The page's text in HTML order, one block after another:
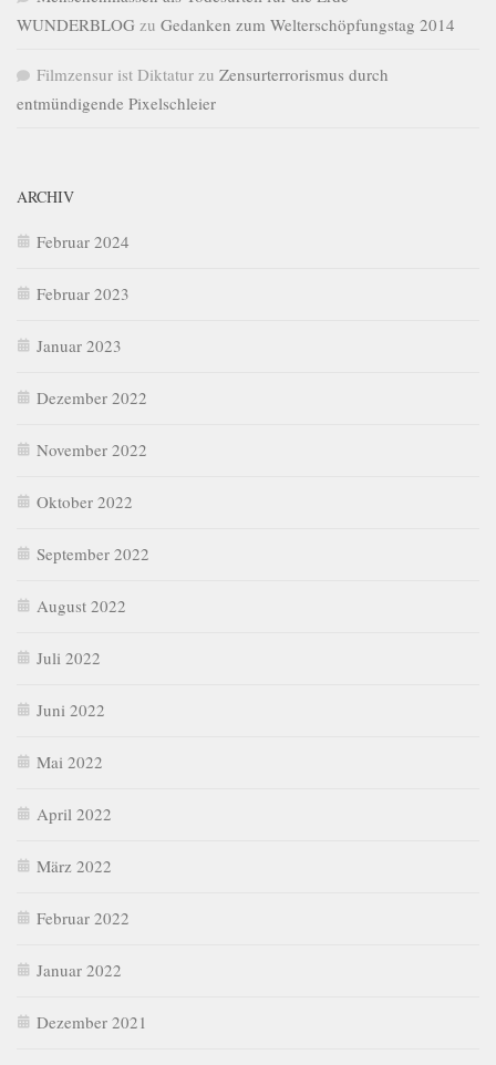
WUNDERBLOG zu Gedanken zum Welterschöpfungstag 2014
Filmzensur ist Diktatur zu Zensurterrorismus durch
entmündigende Pixelschleier
ARCHIV
Februar 2024
Februar 2023
Januar 2023
Dezember 2022
November 2022
Oktober 2022
September 2022
August 2022
Juli 2022
Juni 2022
Mai 2022
April 2022
März 2022
Februar 2022
Januar 2022
Dezember 2021